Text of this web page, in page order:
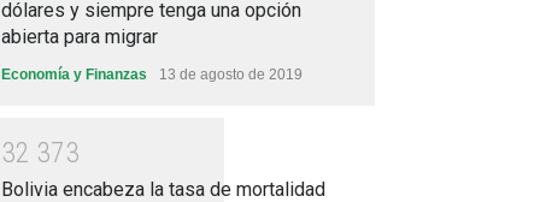
dólares y siempre tenga una opción
abierta para migrar
Economía y Finanzas 13 de agosto de 2019
32 373
Bolivia encabeza la tasa de mortalidad